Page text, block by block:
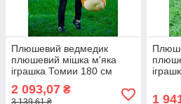
Плюшевий ведмедик
плюшевий мішка м'яка
іграшка Томии 180 см
Карамельний
2 093,07 ₴
1